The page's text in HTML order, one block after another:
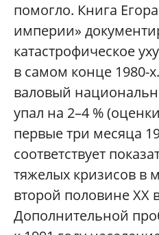
помогло. Книга
империи»
катастрофическое
в самом конце 1980-
валовый
упал на 2–4 %
первые три месяца
соответствует
тяжелых кризисов в
второй половине ХХ
Дополнительной